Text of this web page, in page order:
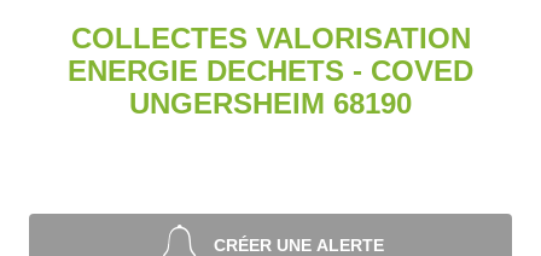
COLLECTES VALORISATION
ENERGIE DECHETS - COVED
UNGERSHEIM 68190
CRÉER UNE ALERTE